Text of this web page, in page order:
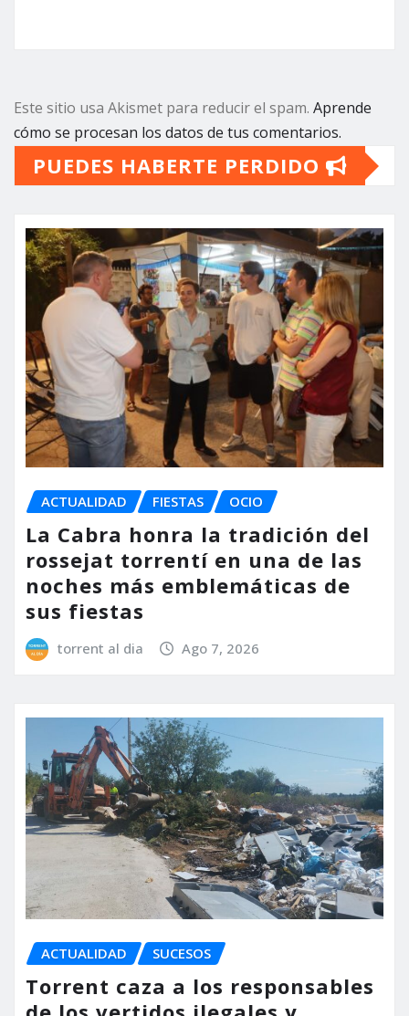
Este sitio usa Akismet para reducir el spam. Aprende
cómo se procesan los datos de tus comentarios.
PUEDES HABERTE PERDIDO
ACTUALIDAD FIESTAS OCIO
La Cabra honra la tradición del
rossejat torrentí en una de las
noches más emblemáticas de
sus fiestas
torrent al dia Ago 7, 2026
ACTUALIDAD SUCESOS
Torrent caza a los responsables